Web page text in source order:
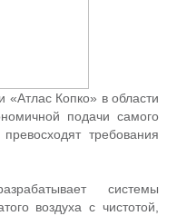
Копко» в области
подачи самого
требования
системы
воздуха с чистотой,